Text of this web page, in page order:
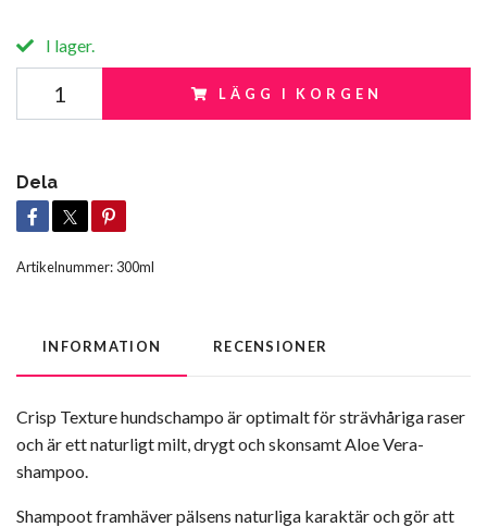
I lager.
LÄGG I KORGEN
Dela
Artikelnummer: 300ml
INFORMATION RECENSIONER
Crisp Texture hundschampo är optimalt för strävhåriga raser
och är ett naturligt milt, drygt och skonsamt Aloe Vera-
shampoo.
Shampoot framhäver pälsens naturliga karaktär och gör att